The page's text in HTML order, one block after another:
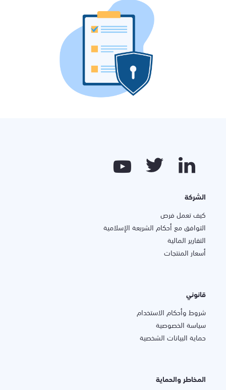
الشركة
كيف تعمل فرص
التوافق مع أحكام الشريعة الإسلامية
التقارير المالية
أسعار المنتجات
قانوني
شروط وأحكام الاستخدام
سياسة الخصوصية
حماية البيانات الشخصية
المخاطر والحماية